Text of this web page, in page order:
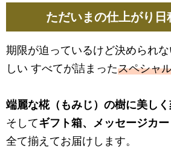
ただいまの仕上がり日
期限が迫っているけど決められ
しい すべてが詰まったスペシャ
端麗な椛（もみじ）の樹に美し
そしてギフト箱、メッセージカ
全て揃えてお届けします。